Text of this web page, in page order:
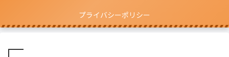
プライバシーポリシー